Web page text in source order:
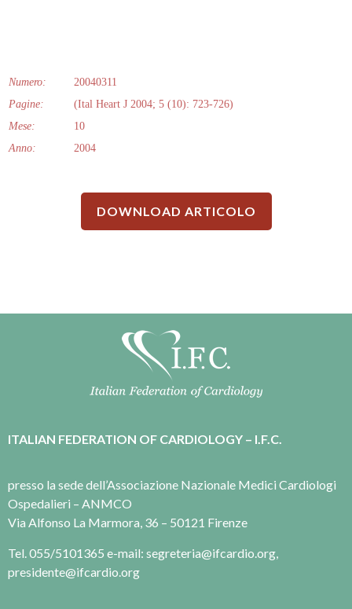
Numero:
20040311
Pagine:
(Ital Heart J 2004; 5 (10): 723-726)
Mese:
10
Anno:
2004
DOWNLOAD ARTICOLO
ITALIAN FEDERATION OF CARDIOLOGY – I.F.C.
presso la sede dell’Associazione Nazionale Medici Cardiologi
Ospedalieri – ANMCO
Via Alfonso La Marmora, 36 – 50121 Firenze
Tel. 055/5101365 e-mail: segreteria@ifcardio.org,
presidente@ifcardio.org